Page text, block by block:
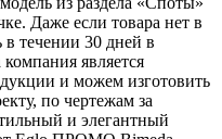
Даже если товара нет в
течении 30 дней в
является
и можем изготовить
по чертежам за
и элегантный